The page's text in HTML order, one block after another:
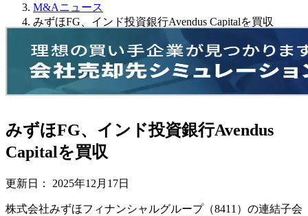
M&Aニュース
みずほFG、インド投資銀行Avendus Capitalを買収
みずほFG、インド投資銀行Avendus
Capitalを買収
更新日： 2025年12月17日
株式会社みずほフィナンシャルグループ（8411）の連結子会